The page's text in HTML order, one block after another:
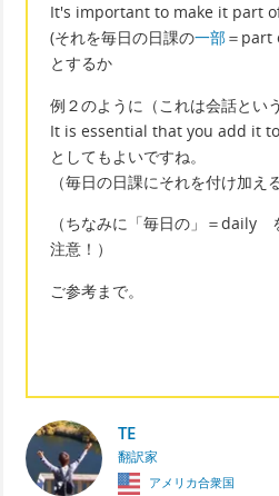
It's important to make it part
(それを毎日の日課の一部＝part
とするか
例２のように（これは会話とい
It is essential that you add it
としてもよいですね。
（毎日の日課にそれを付け加
（ちなみに「毎日の」＝daily
注意！）
ご参考まで。
TE
翻訳家
アメリカ合衆国